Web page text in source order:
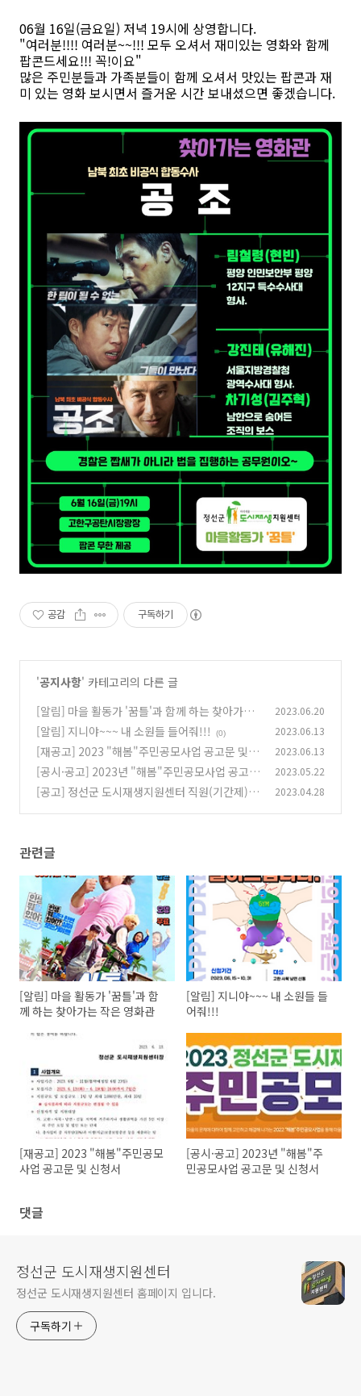
06월 16일(금요일) 저녁 19시에 상영합니다.
"여러분!!!! 여러분~~!!! 모두 오셔서 재미있는 영화와 함께
팝콘드세요!!! 꼭!이요"
많은 주민분들과 가족분들이 함께 오셔서 맛있는 팝콘과 재
미 있는 영화 보시면서 즐거운 시간 보내셨으면 좋겠습니다.
공감 구독하기
'공지사항' 카테고리의 다른 글
[알림] 마을 활동가 '꿈틀'과 함께 하는 찾아가는
작은 영화관 (0)
2023.06.20
[알림] 지니야~~~ 내 소원들 들어줘!!! (0) 2023.06.13
[재공고] 2023 "해봄"주민공모사업 공고문 및
신청서 (0)
2023.06.13
[공시·공고] 2023년 "해봄"주민공모사업 공고
문 및 신청서
(0)
2023.05.22
[공고] 정선군 도시재생지원센터 직원(기간제)
2023.04.28
관련글
[알림] 마을 활동가 '꿈틀'과 함
께 하는 찾아가는 작은 영화관
[알림] 지니야~~~ 내 소원들 들
어줘!!!
[재공고] 2023 "해봄"주민공모
사업 공고문 및 신청서
[공시·공고] 2023년 "해봄"주
민공모사업 공고문 및 신청서
댓글
정선군 도시재생지원센터
정선군 도시재생지원센터 홈페이지 입니다.
구독하기